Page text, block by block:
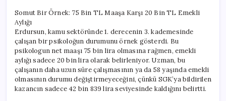
Somut Bir Örnek: 75 Bin TL Maaşa Karşı 20 Bin TL Emekli
Aylığı
Erdursun, kamu sektöründe 1. derecenin 3. kademesinde
çalışan bir psikoloğun durumunu örnek gösterdi. Bu
psikologun net maaşı 75 bin lira olmasına rağmen, emekli
aylığı sadece 20 bin lira olarak belirleniyor. Uzman, bu
çalışanın daha uzun süre çalışmasının ya da 58 yaşında emekli
olmasının durumu değiştirmeyeceğini, çünkü SGK’ya bildirilen
kazancın sadece 42 bin 839 lira seviyesinde kaldığını belirtti.